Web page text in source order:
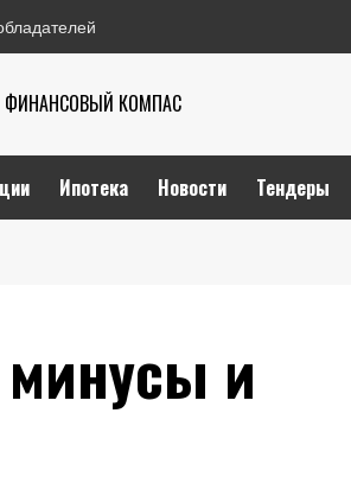
ФИНАНСОВЫЙ КОМПАС
Ипотека Новости Тендеры
и